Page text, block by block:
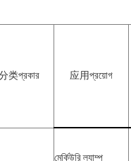
类প্রকার 应用প্রয়োগ
মের্কিউরি ল্যাম্প